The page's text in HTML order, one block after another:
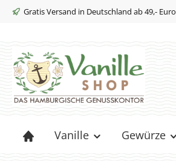
Hauptinhalt springen
Zur Suche springen
Zur Hauptnavigation springen
Gratis Versand in Deutschland ab 49,- Euro
Vanille Gewürze